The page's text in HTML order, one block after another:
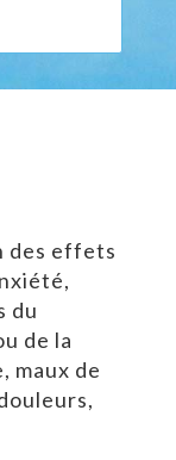
des effets
du
de la
maux de